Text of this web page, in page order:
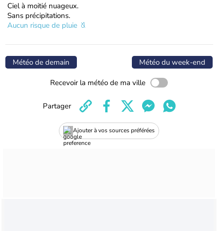
Ciel à moitié nuageux.
Sans précipitations.
Aucun risque de pluie
Météo de demain Météo du week-end
Recevoir la météo de ma ville
Ajouter à vos sources préférées
Partager